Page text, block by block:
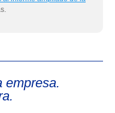
empresa.